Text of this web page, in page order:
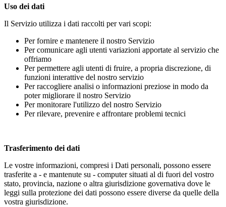
Uso dei dati
Il Servizio utilizza i dati raccolti per vari scopi:
Per fornire e mantenere il nostro Servizio
Per comunicare agli utenti variazioni apportate al servizio che
offriamo
Per permettere agli utenti di fruire, a propria discrezione, di
funzioni interattive del nostro servizio
Per raccogliere analisi o informazioni preziose in modo da
poter migliorare il nostro Servizio
Per monitorare l'utilizzo del nostro Servizio
Per rilevare, prevenire e affrontare problemi tecnici
Trasferimento dei dati
Le vostre informazioni, compresi i Dati personali, possono essere
trasferite a - e mantenute su - computer situati al di fuori del vostro
stato, provincia, nazione o altra giurisdizione governativa dove le
leggi sulla protezione dei dati possono essere diverse da quelle della
vostra giurisdizione.